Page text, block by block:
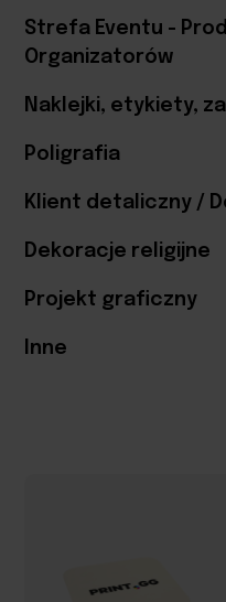
Strefa Eventu -
Organizatorów
Naklejki, etykiety,
Poligrafia
Klient detaliczny /
Dekoracje religijne
Projekt graficzny
Inne